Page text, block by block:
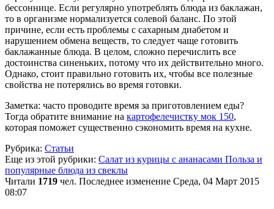
бессоннице. Если регулярно употреблять блюда из баклажан,
то в организме нормализуется солевой баланс. По этой
причине, если есть проблемы с сахарным диабетом и
нарушением обмена веществ, то следует чаще готовить
баклажанные блюда. В целом, сложно перечислить все
достоинства синеньких, потому что их действительно много.
Однако, стоит правильно готовить их, чтобы все полезные
свойства не потерялись во время готовки.
Заметка: часто проводите время за приготовлением еды?
Тогда обратите внимание на картофелечистку мок 150,
которая поможет существенно сэкономить время на кухне.
Рубрика: Статьи
Еще из этой рубрики: Салат из курицы с ананасами Польза и
популярные блюда из свеклы
Читали 1719 чел. Последнее изменение Среда, 04 Март 2015
08:07